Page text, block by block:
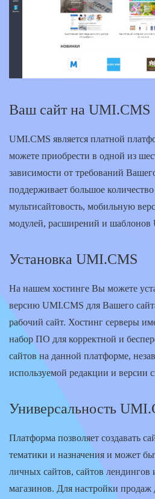
Ваш сайт на UMI.CMS
UMI.CMS является платной
можете приобрести в одной из
зависимости от требований
поддерживает большое
мультисайтовость, мобильную
модулей, расширений и шаблонов
Установка UMI.CMS
На нашем хостинге Вы можете
версию UMI.CMS для Вашего
рабочий сайт. Хостинг серверы
набор ПО для корректной и
сайтов на данной платформе,
используемой редакции и версии
Универсальность
Платформа позволяет создавать
тематики и назначения и может
личных сайтов, сайтов лендингов
магазинов. Для настройки продаж